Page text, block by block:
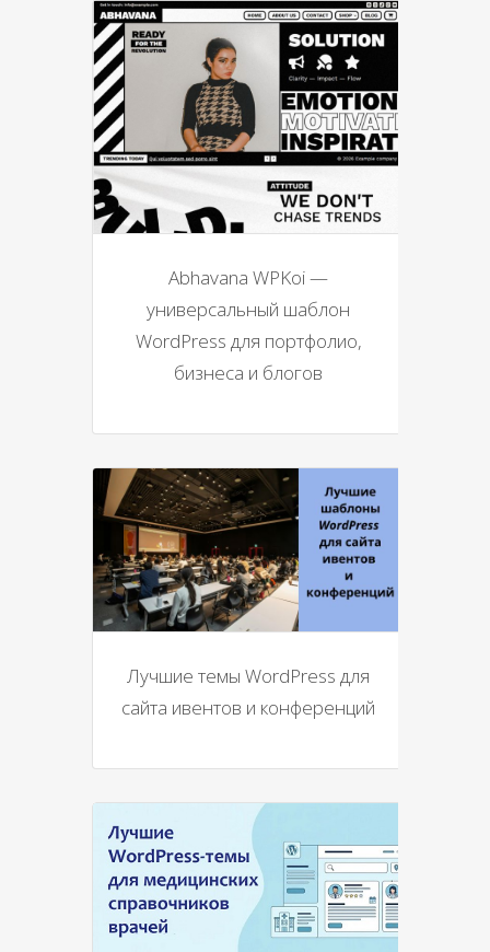
Abhavana WPKoi —
универсальный шаблон
WordPress для портфолио,
бизнеса и блогов
Лучшие темы WordPress для
сайта ивентов и конференций